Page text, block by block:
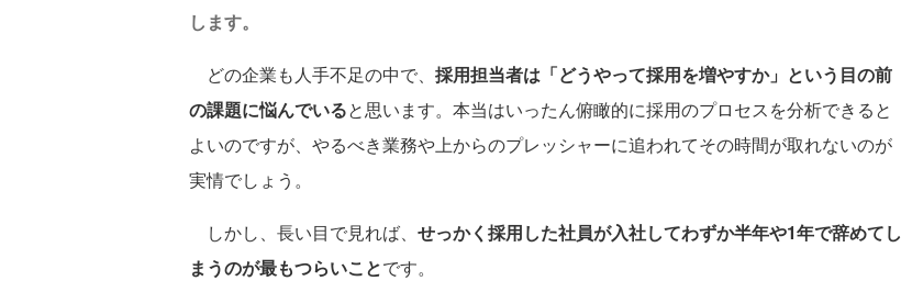
します。
どの企業も人手不足の中で、 採用担当者は「どうやって採用を増やすか」という目の前
の課題に悩んでいると思います。本当はいったん俯瞰的に採用のプロセスを分析できると
よいのですが、やるべき業務や上からのプレッシャーに追われてその時間が取れないのが
実情でしょう。
しかし、長い目で見れば、 せっかく採用した社員が入社してわずか半年や1年で辞めてし
まうのが最もつらいことです。